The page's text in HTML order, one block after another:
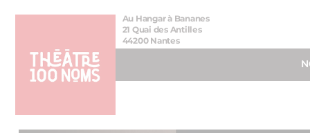
Aller
Aller au
Au Hangar à Bananes
21 Quai des Antilles
44200 Nantes